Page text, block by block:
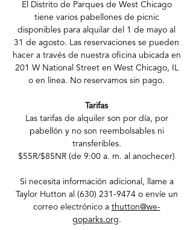
El Distrito de Parques de West Chicago
tiene varios pabellones de picnic
disponibles para alquilar del 1 de mayo al
31 de agosto. Las reservaciones se pueden
hacer a través de nuestra oficina ubicada en
201 W National Street en West Chicago, IL
o en línea. No reservamos sin pago.​
Tarifas
Las tarifas de alquiler son por día, por
pabellón y no son reembolsables ni
transferibles.
$55R/$85NR (de 9:00 a. m. al anochecer)
Si necesita información adicional, llame a
Taylor Hutton al (630) 231-9474o envíe un
correo electrónico a thutton@we-
goparks.org.